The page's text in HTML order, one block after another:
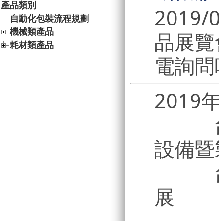
產品類別
自動化包裝流程規劃
機械類產品
耗材類產品
2019/
品展
電詢
2019
台
設備
台
展